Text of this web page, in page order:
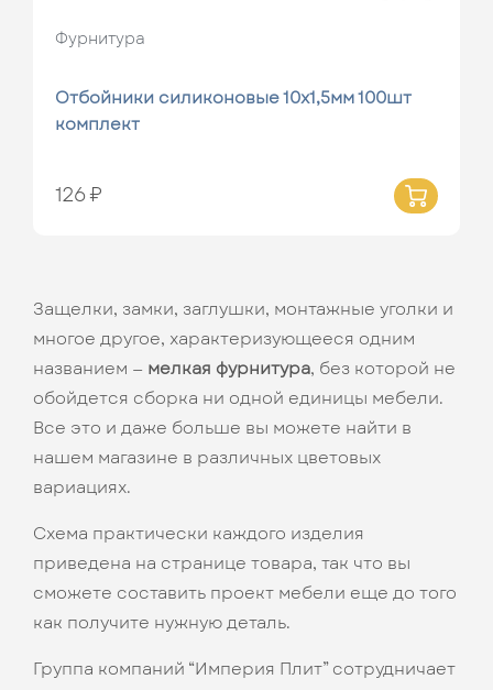
Фурнитура
Отбойники силиконовые 10х1,5мм 100шт
комплект
126 ₽
Защелки, замки, заглушки, монтажные уголки и
многое другое, характеризующееся одним
названием — мелкая фурнитура, без которой не
обойдется сборка ни одной единицы мебели.
Все это и даже больше вы можете найти в
нашем магазине в различных цветовых
вариациях.
Схема практически каждого изделия
приведена на странице товара, так что вы
сможете составить проект мебели еще до того
как получите нужную деталь.
Группа компаний “Империя Плит” сотрудничает